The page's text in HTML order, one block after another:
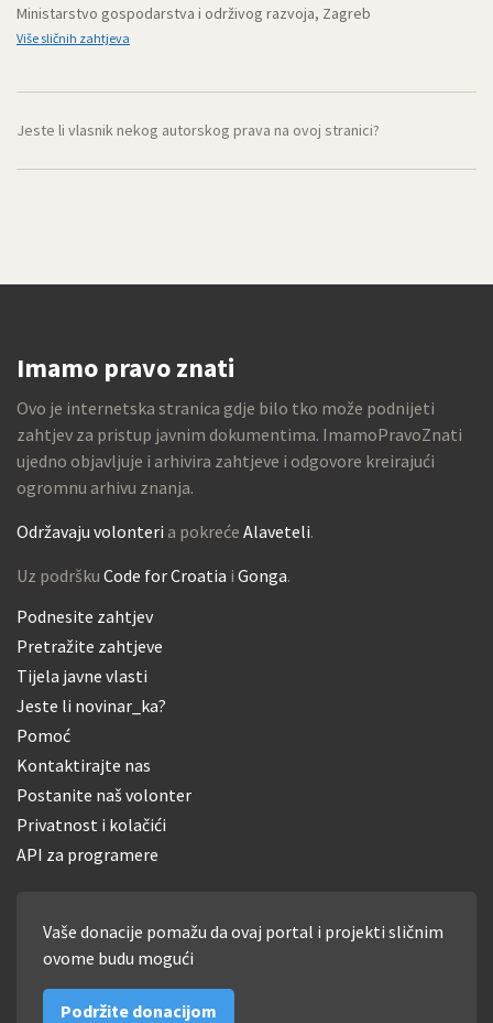
Ministarstvo gospodarstva i održivog razvoja, Zagreb
Više sličnih zahtjeva
Jeste li vlasnik nekog autorskog prava na ovoj stranici?
Imamo pravo znati
Ovo je internetska stranica gdje bilo tko može podnijeti
zahtjev za pristup javnim dokumentima. ImamoPravoZnati
ujedno objavljuje i arhivira zahtjeve i odgovore kreirajući
ogromnu arhivu znanja.
Održavaju volonteri a pokreće Alaveteli.
Uz podršku Code for Croatia i Gonga.
Podnesite zahtjev
Pretražite zahtjeve
Tijela javne vlasti
Jeste li novinar_ka?
Pomoć
Kontaktirajte nas
Postanite naš volonter
Privatnost i kolačići
API za programere
Vaše donacije pomažu da ovaj portal i projekti sličnim
ovome budu mogući
Podržite donacijom